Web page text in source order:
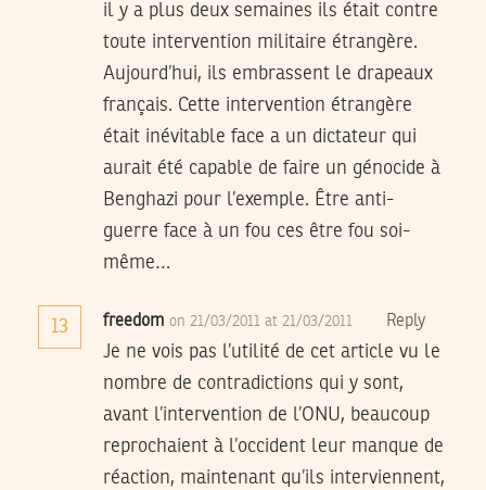
il y a plus deux semaines ils était contre
toute intervention militaire étrangère.
Aujourd’hui, ils embrassent le drapeaux
français. Cette intervention étrangère
était inévitable face a un dictateur qui
aurait été capable de faire un génocide à
Benghazi pour l’exemple. Être anti-
guerre face à un fou ces être fou soi-
même…
13 freedom on 21/03/2011 at 21/03/2011 Reply
Je ne vois pas l’utilité de cet article vu le
nombre de contradictions qui y sont,
avant l’intervention de l’ONU, beaucoup
reprochaient à l’occident leur manque de
réaction, maintenant qu’ils interviennent,